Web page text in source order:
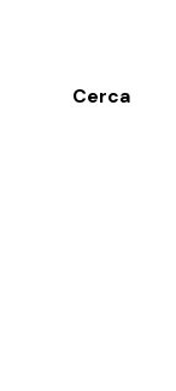
Cerca